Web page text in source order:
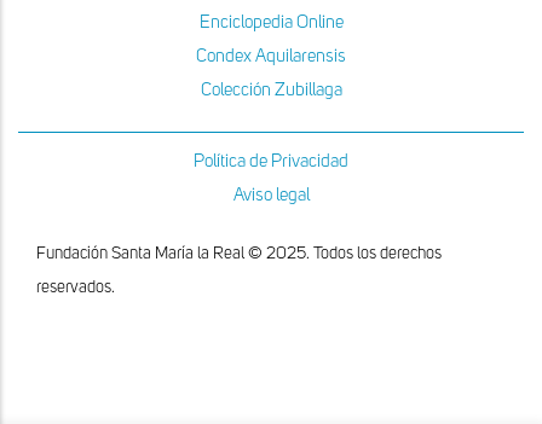
Enciclopedia Online
Condex Aquilarensis
Colección Zubillaga
Política de Privacidad
Aviso legal
Fundación Santa María la Real © 2025. Todos los derechos
reservados.